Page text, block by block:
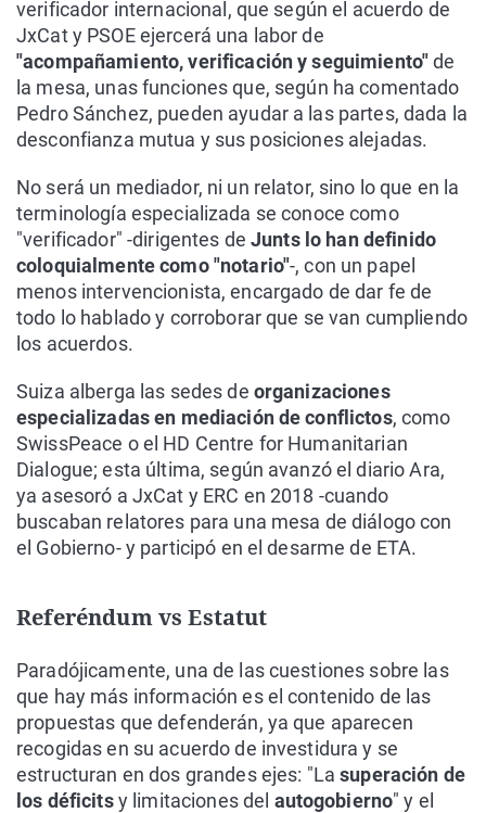
verificador internacional, que según el acuerdo de
JxCat y PSOE ejercerá una labor de
"acompañamiento, verificación y seguimiento"de
la mesa, unas funciones que, según ha comentado
Pedro Sánchez, pueden ayudar a las partes, dada la
desconfianza mutua y sus posiciones alejadas.
No será un mediador, ni un relator, sino lo que en la
terminología especializada se conoce como
"verificador" -dirigentes deJunts lo han definido
coloquialmente como "notario"-, con un papel
menos intervencionista, encargado de dar fe de
todo lo hablado y corroborar que se van cumpliendo
los acuerdos.
Suiza alberga las sedes de organizaciones
especializadas en mediación de conflictos, como
SwissPeace o el HD Centre for Humanitarian
Dialogue; esta última, según avanzó el diario Ara,
ya asesoró a JxCat y ERC en 2018 -cuando
buscaban relatores para una mesa de diálogo con
el Gobierno- y participó en el desarme de ETA.
Referéndum vs Estatut
Paradójicamente, una de las cuestiones sobre las
que hay más información es el contenido de las
propuestas que defenderán, ya que aparecen
recogidas en su acuerdo de investidura y se
estructuran en dos grandes ejes: "Lasuperación de
los déficitsy limitaciones del autogobierno" y el